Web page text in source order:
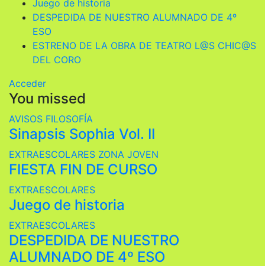
Juego de historia
DESPEDIDA DE NUESTRO ALUMNADO DE 4º
ESO
ESTRENO DE LA OBRA DE TEATRO L@S CHIC@S
DEL CORO
Acceder
You missed
AVISOS FILOSOFÍA
Sinapsis Sophia Vol. II
EXTRAESCOLARES ZONA JOVEN
FIESTA FIN DE CURSO
EXTRAESCOLARES
Juego de historia
EXTRAESCOLARES
DESPEDIDA DE NUESTRO
ALUMNADO DE 4º ESO